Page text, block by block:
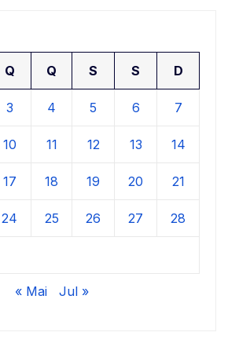
Q Q S S D
3 4 5 6 7
10 11 12 13 14
17 18 19 20 21
24 25 26 27 28
« Mai Jul »